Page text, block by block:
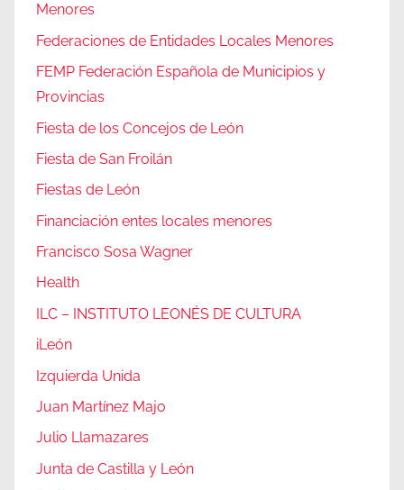
Menores
Federaciones de Entidades Locales Menores
FEMP Federación Española de Municipios y
Provincias
Fiesta de los Concejos de León
Fiesta de San Froilán
Fiestas de León
Financiación entes locales menores
Francisco Sosa Wagner
Health
ILC – INSTITUTO LEONÉS DE CULTURA
iLeón
Izquierda Unida
Juan Martínez Majo
Julio Llamazares
Junta de Castilla y León